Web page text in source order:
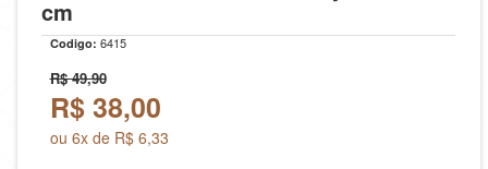
cm
Codigo: 6415
R$ 49,90
R$ 38,00
ou 6x de R$ 6,33